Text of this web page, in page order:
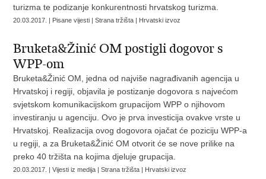
turizma te podizanje konkurentnosti hrvatskog turizma.
20.03.2017. | Pisane vijesti | Strana tržišta | Hrvatski izvoz
Bruketa&Žinić OM postigli dogovor s
WPP-om
Bruketa&Žinić OM, jedna od najviše nagrađivanih agencija u
Hrvatskoj i regiji, objavila je postizanje dogovora s najvećom
svjetskom komunikacijskom grupacijom WPP o njihovom
investiranju u agenciju. Ovo je prva investicija ovakve vrste u
Hrvatskoj. Realizacija ovog dogovora ojačat će poziciju WPP-a
u regiji, a za Bruketa&Žinić OM otvorit će se nove prilike na
preko 40 tržišta na kojima djeluje grupacija.
20.03.2017. | Vijesti iz medija | Strana tržišta | Hrvatski izvoz